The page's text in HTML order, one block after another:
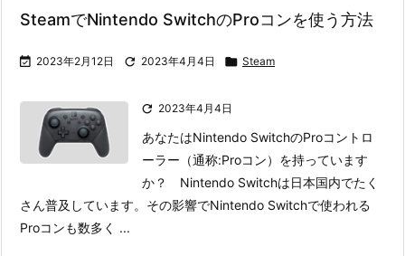
SteamでNintendo SwitchのProコンを使う方法
 2023年2月12日  2023年4月4日  Steam
 2023年4月4日
あなたはNintendo SwitchのProコントロ
ーラー（通称:Proコン）を持っています
か？ Nintendo Switchは日本国内でたく
さん普及しています。その影響でNintendo Switchで使われる
Proコンも数多く ...